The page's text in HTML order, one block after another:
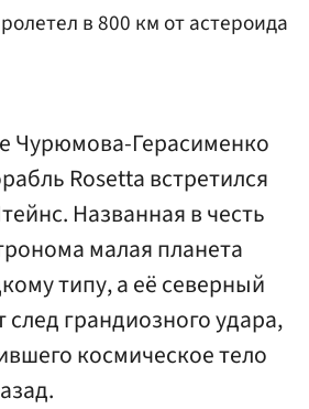
в 800 км от астероида
Чурюмова-Герасименко
Rosetta встретился
Названная в честь
малая планета
типу, а её северный
грандиозного удара,
космическое тело